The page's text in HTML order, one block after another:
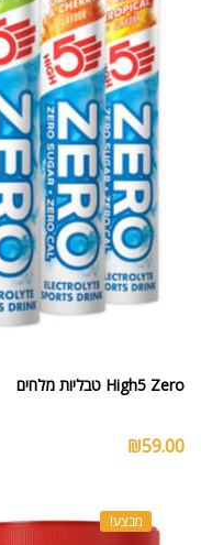
High5 Zero טבליות מלחים
₪59.00
מבצע!